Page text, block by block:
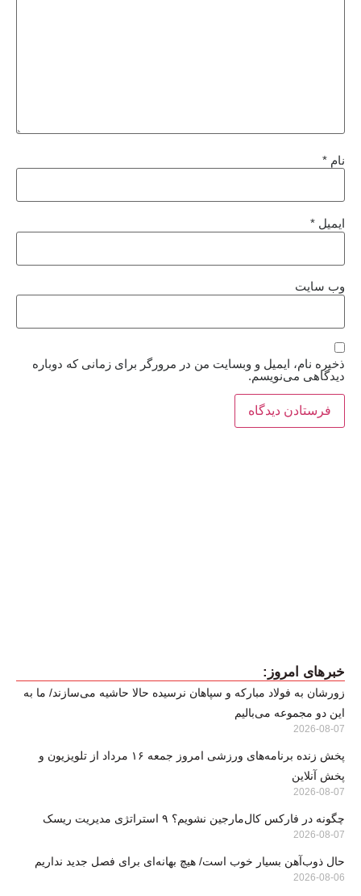
نام *
ایمیل *
وب‌ سایت
ذخیره نام، ایمیل و وبسایت من در مرورگر برای زمانی که دوباره
دیدگاهی می‌نویسم.
خبرهای امروز:
زورشان به فولاد مبارکه و سپاهان نرسیده حالا حاشیه می‌سازند/ ما به
این دو مجموعه می‌بالیم
2026-08-07
پخش زنده برنامه‌های ورزشی امروز جمعه ۱۶ مرداد از تلویزیون و
پخش آنلاین
2026-08-07
چگونه در فارکس کال‌مارجین نشویم؟ ۹ استراتژی مدیریت ریسک
2026-08-07
حال ذوب‌آهن بسیار خوب است/ هیچ بهانه‌ای برای فصل جدید نداریم
2026-08-06